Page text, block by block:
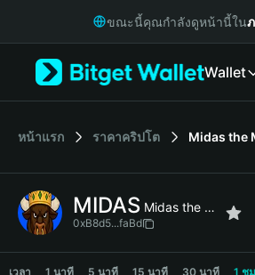
Русский
Italiano
简体中文
繁體中文
Bahasa Indonesia
ขณะนี้คุณกำลังดูหน้านี้ใน
Wallet
หน้าแรก ราคาคริปโต Midas the
MIDAS Midas the Minotaur
0xB8d5...faBd
MIDAS Price Chart
เวลา 1 นาที 5 นาที 15 นาที 30 นาที 1 ช